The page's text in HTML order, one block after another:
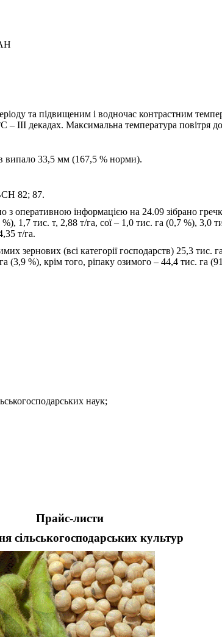
та підвищеним і водночас контрастним
ІІІ декадах. Максимальна температура повітря
випало 33,5 мм (167,5 % норми).
82; 87.
з оперативною інформацією на 24.09 зібрано
1,7 тис. т, 2,88 т/га, сої ‒ 1,0 тис. га (0,7 %), 3,0
т/га.
зернових (всі категорії господарств) 25,3 тис.
%), крім того, ріпаку озимого ‒ 44,4 тис. га
наук;
Прайс-листи
сільськогосподарських культур